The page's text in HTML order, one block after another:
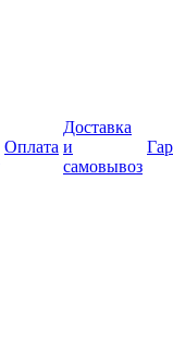
Оплата
Доставка
и
самовывоз